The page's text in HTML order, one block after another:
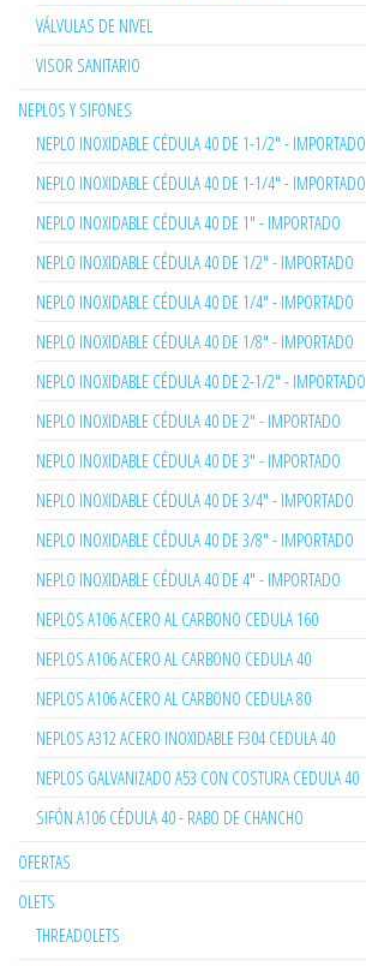
VÁLVULAS DE NIVEL
VISOR SANITARIO
NEPLOS Y SIFONES
NEPLO INOXIDABLE CÉDULA 40 DE 1-1/2" - IMPORTADO
NEPLO INOXIDABLE CÉDULA 40 DE 1-1/4" - IMPORTADO
NEPLO INOXIDABLE CÉDULA 40 DE 1" - IMPORTADO
NEPLO INOXIDABLE CÉDULA 40 DE 1/2" - IMPORTADO
NEPLO INOXIDABLE CÉDULA 40 DE 1/4" - IMPORTADO
NEPLO INOXIDABLE CÉDULA 40 DE 1/8" - IMPORTADO
NEPLO INOXIDABLE CÉDULA 40 DE 2-1/2" - IMPORTADO
NEPLO INOXIDABLE CÉDULA 40 DE 2" - IMPORTADO
NEPLO INOXIDABLE CÉDULA 40 DE 3" - IMPORTADO
NEPLO INOXIDABLE CÉDULA 40 DE 3/4" - IMPORTADO
NEPLO INOXIDABLE CÉDULA 40 DE 3/8" - IMPORTADO
NEPLO INOXIDABLE CÉDULA 40 DE 4" - IMPORTADO
NEPLOS A106 ACERO AL CARBONO CEDULA 160
NEPLOS A106 ACERO AL CARBONO CEDULA 40
NEPLOS A106 ACERO AL CARBONO CEDULA 80
NEPLOS A312 ACERO INOXIDABLE F304 CEDULA 40
NEPLOS GALVANIZADO A53 CON COSTURA CEDULA 40
SIFÓN A106 CÉDULA 40 - RABO DE CHANCHO
OFERTAS
OLETS
THREADOLETS